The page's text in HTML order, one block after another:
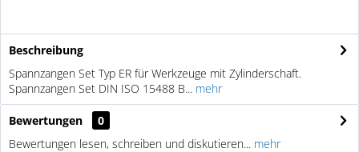
Beschreibung
Spannzangen Set Typ ER für Werkzeuge mit Zylinderschaft.
Spannzangen Set DIN ISO 15488 B... mehr
Bewertungen
0
Bewertungen lesen, schreiben und diskutieren... mehr